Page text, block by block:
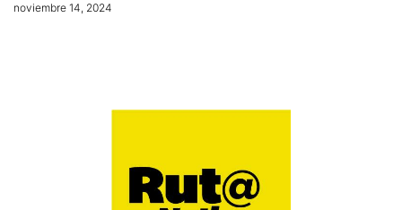
noviembre 14, 2024